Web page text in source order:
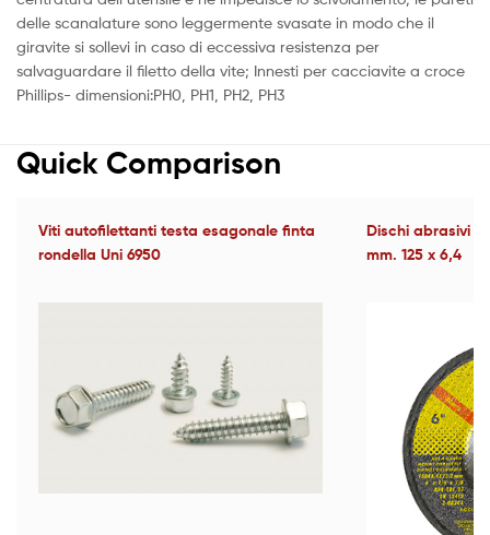
delle scanalature sono leggermente svasate in modo che il
giravite si sollevi in caso di eccessiva resistenza per
salvaguardare il filetto della vite; Innesti per cacciavite a croce
Phillips- dimensioni:PH0, PH1, PH2, PH3
Quick Comparison
Viti autofilettanti testa esagonale finta
rondella Uni 6950
Dischi abrasivi
mm. 125 x 6,4